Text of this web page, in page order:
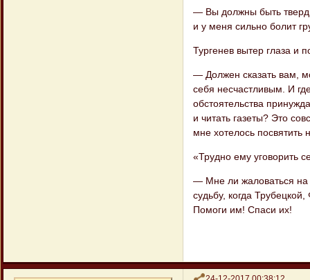
— Вы должны быть
и у меня сильно болит
Тургенев вытер глаза и
— Должен сказать вам,
себя несчастливым. И
обстоятельства
и читать газеты? Это
мне хотелось посвятить
«Трудно ему уговорить
— Мне ли жаловаться на
судьбу, когда
Помоги им! Спаси их!